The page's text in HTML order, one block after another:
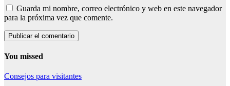
Guarda mi nombre, correo electrónico y web en este navegador
para la próxima vez que comente.
You missed
Consejos para visitantes